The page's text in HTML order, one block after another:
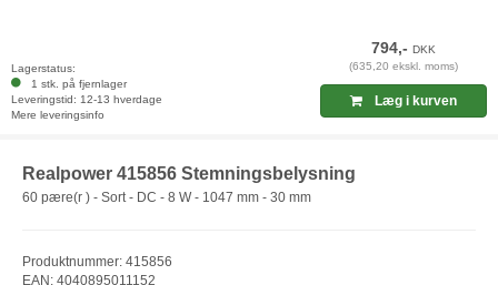
Lagerstatus:
1 stk. på fjernlager
Leveringstid: 12-13 hverdage
Mere leveringsinfo
794,-DKK
(635,20 ekskl. moms)
Læg i kurven
Realpower 415856 Stemningsbelysning
60 pære(r ) - Sort - DC - 8 W - 1047 mm - 30 mm
Produktnummer: 415856
EAN: 4040895011152